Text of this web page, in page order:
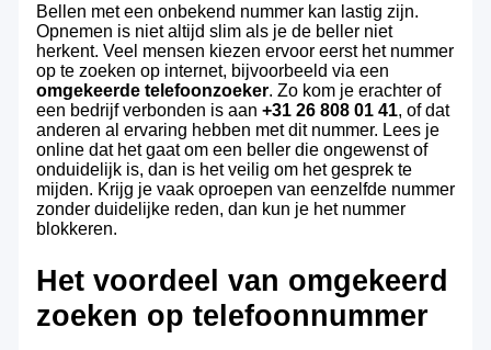
Bellen met een onbekend nummer kan lastig zijn.
Opnemen is niet altijd slim als je de beller niet
herkent. Veel mensen kiezen ervoor eerst het nummer
op te zoeken op internet, bijvoorbeeld via een
omgekeerde telefoonzoeker. Zo kom je erachter of
een bedrijf verbonden is aan +31 26 808 01 41, of dat
anderen al ervaring hebben met dit nummer. Lees je
online dat het gaat om een beller die ongewenst of
onduidelijk is, dan is het veilig om het gesprek te
mijden. Krijg je vaak oproepen van eenzelfde nummer
zonder duidelijke reden, dan kun je het nummer
blokkeren.
Het voordeel van omgekeerd
zoeken op telefoonnummer